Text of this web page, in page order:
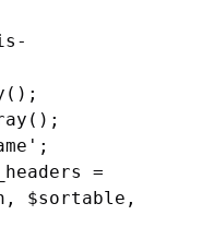
$sortable,